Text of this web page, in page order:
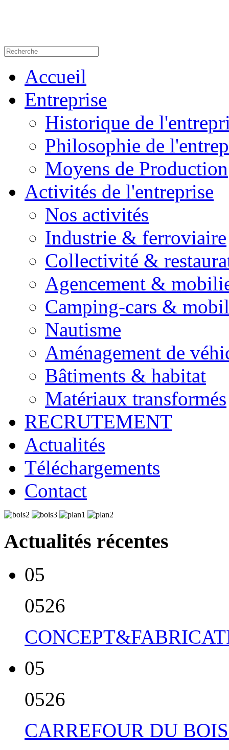
Accueil
Entreprise
Historique de
Philosophie de
Moyens de Production
Activités de l'entreprise
Nos activités
Industrie & ferroviaire
Collectivité &
Agencement &
Camping-cars &
Nautisme
Aménagement de
Bâtiments & habitat
Matériaux transformés
RECRUTEMENT
Actualités
Téléchargements
Contact
Actualités récentes
05
0526
05
0526
CARREFOUR DU